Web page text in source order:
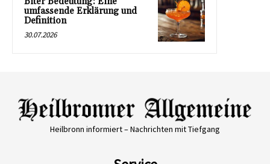
umfassende Erklärung und
Definition
30.07.2026
Heilbronn informiert – Nachrichten mit Tiefgang